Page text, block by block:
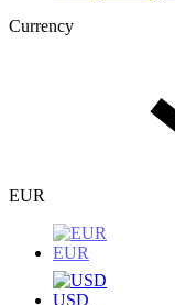
Currency
EUR
EUR
USD